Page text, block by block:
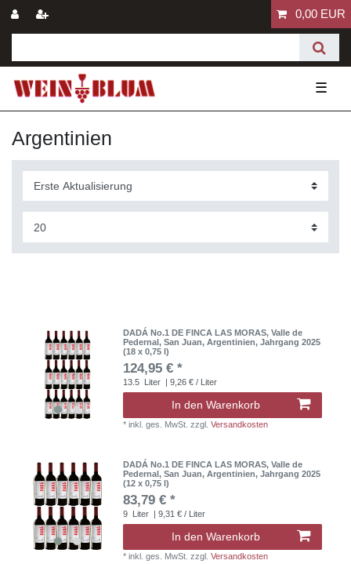
0,00 EUR
☰
Argentinien
DADÁ No.1 DE FINCA LAS MORAS, Valle de
Pedernal, San Juan, Argentinien, Jahrgang 2025
(18 x 0,75 l)
124,95 € *
13.5 Liter | 9,26 € / Liter
In den Warenkorb
*inkl. ges. MwSt. zzgl.Versandkosten
DADÁ No.1 DE FINCA LAS MORAS, Valle de
Pedernal, San Juan, Argentinien, Jahrgang 2025
(12 x 0,75 l)
83,79 € *
9 Liter | 9,31 € / Liter
In den Warenkorb
*inkl. ges. MwSt. zzgl.Versandkosten